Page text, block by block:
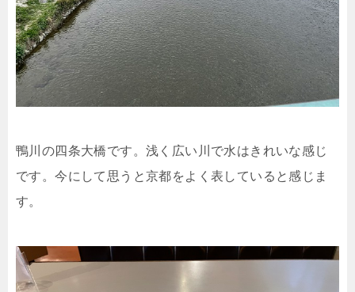
鴨川の四条大橋です。浅く広い川で水はきれいな感じ
です。今にして思うと京都をよく表していると感じま
す。